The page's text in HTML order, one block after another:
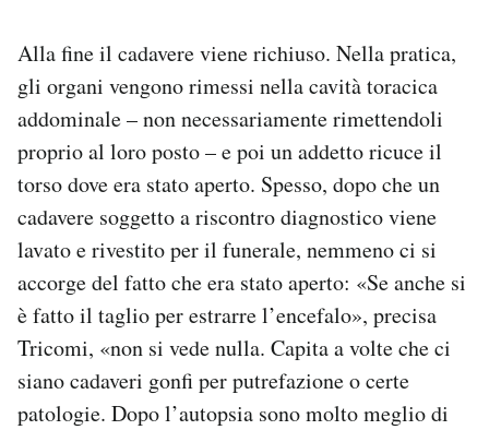
Alla fine il cadavere viene richiuso. Nella pratica,
gli organi vengono rimessi nella cavità toracica
addominale – non necessariamente rimettendoli
proprio al loro posto – e poi un addetto ricuce il
torso dove era stato aperto. Spesso, dopo che un
cadavere soggetto a riscontro diagnostico viene
lavato e rivestito per il funerale, nemmeno ci si
accorge del fatto che era stato aperto: «Se anche si
è fatto il taglio per estrarre l’encefalo», precisa
Tricomi, «non si vede nulla. Capita a volte che ci
siano cadaveri gonfi per putrefazione o certe
patologie. Dopo l’autopsia sono molto meglio di